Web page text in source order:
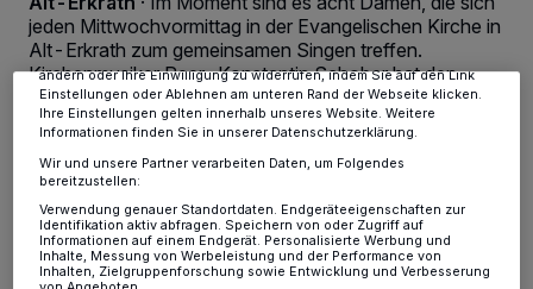
jeden Mittwochvormittag in der Evangelischen Kirche in
Alt-Erkrath zum gemeinsamen Singen treffen.
Kirchenmusiker Peer-Konstantin Schober hat den
frisch gebackenen Joachim-Neander-Chor im Oktober
ins Leben gerufen und hofft auf Verstärkung.
22.11.2018 , 13:48 Uhr Eine Minute Lesezeit
Zwecke. Wenn Tracker deaktiviert sind, sind manche Inhalte und
Anzeigen möglicherweise nicht mehr so relevant für Sie. Sie können
dieses Menü jederzeit wieder aufrufen, um Ihre Einstellungen zu
ändern oder Ihre Einwilligung zu widerrufen, indem Sie auf den Link
Einstellungen oder Ablehnen am unteren Rand der Webseite klicken.
Ihre Einstellungen gelten innerhalb unseres Website. Weitere
Informationen finden Sie in unserer Datenschutzerklärung.
Wir und unsere Partner verarbeiten Daten, um Folgendes
bereitzustellen:
Verwendung genauer Standortdaten. Endgeräteeigenschaften zur
Identifikation aktiv abfragen. Speichern von oder Zugriff auf
Informationen auf einem Endgerät. Personalisierte Werbung und
Inhalte, Messung von Werbeleistung und der Performance von
Inhalten, Zielgruppenforschung sowie Entwicklung und Verbesserung